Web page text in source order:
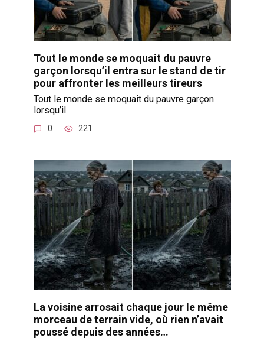
Tout le monde se moquait du pauvre
garçon lorsqu’il entra sur le stand de tir
pour affronter les meilleurs tireurs
Tout le monde se moquait du pauvre garçon
lorsqu’il
0 221
La voisine arrosait chaque jour le même
morceau de terrain vide, où rien n’avait
poussé depuis des années…